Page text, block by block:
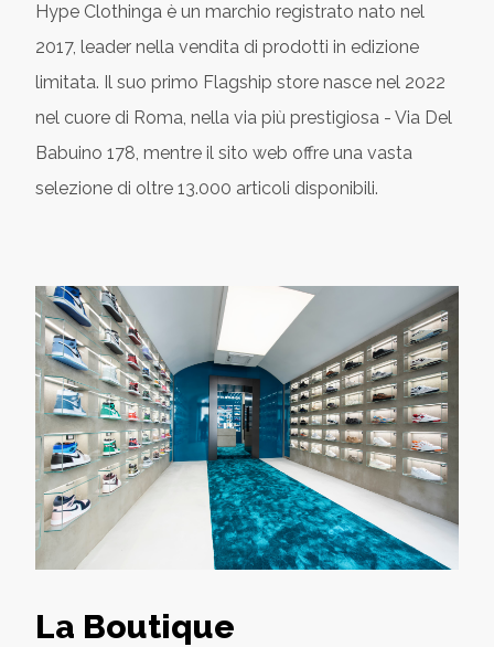
Hype Clothinga è un marchio registrato nato nel
2017, leader nella vendita di prodotti in edizione
limitata. Il suo primo Flagship store nasce nel 2022
nel cuore di Roma, nella via più prestigiosa - Via Del
Babuino 178, mentre il sito web offre una vasta
selezione di oltre 13.000 articoli disponibili.
La Boutique